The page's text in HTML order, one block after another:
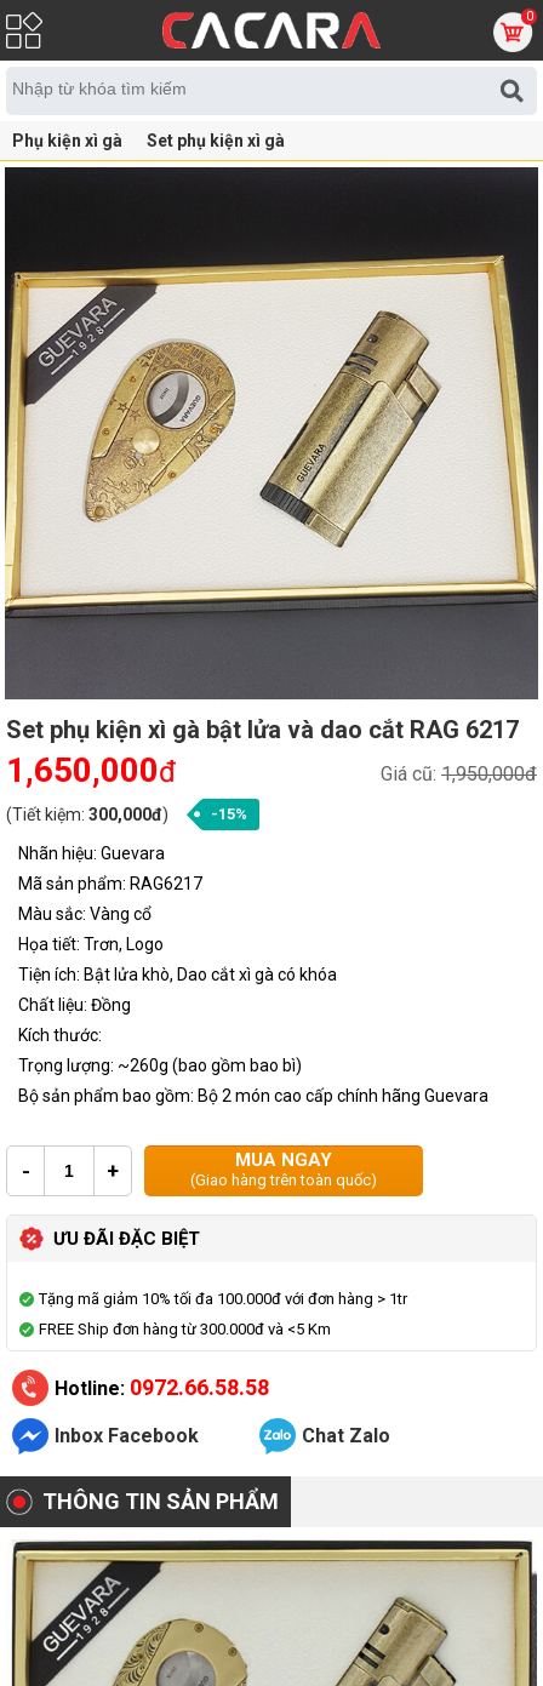
0
Phụ kiện xì gà Set phụ kiện xì gà
Set phụ kiện xì gà bật lửa và dao cắt RAG 6217
Giá cũ: 1,950,000đ
1,650,000đ
(Tiết kiệm: 300,000đ) -15%
Nhãn hiệu: Guevara
Mã sản phẩm: RAG6217
Màu sắc: Vàng cổ
Họa tiết: Trơn, Logo
Tiện ích: Bật lửa khò, Dao cắt xì gà có khóa
Chất liệu: Đồng
Kích thước:
Trọng lượng: ~260g (bao gồm bao bì)
Bộ sản phẩm bao gồm: Bộ 2 món cao cấp chính hãng Guevara
- + MUA NGAY
(Giao hàng trên toàn quốc)
ƯU ĐÃI ĐẶC BIỆT
Tặng mã giảm 10% tối đa 100.000đ với đơn hàng > 1tr
FREE Ship đơn hàng từ 300.000đ và <5 Km
Hotline: 0972.66.58.58
Inbox Facebook Chat Zalo
THÔNG TIN SẢN PHẨM